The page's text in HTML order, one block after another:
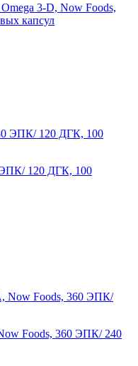
3-D, Now Foods,
капсул
ЭПК/ 120 ДГК, 100
Foods, 360 ЭПК/ 240